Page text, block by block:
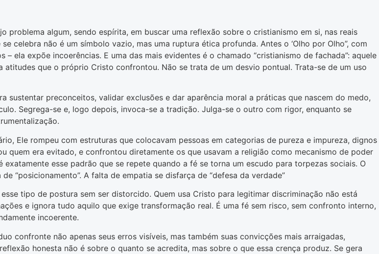
problema algum, sendo espírita, em buscar uma reflexão sobre o cristianismo em si, nas reais
celebra não é um símbolo vazio, mas uma ruptura ética profunda. Antes o ‘Olho por Olho”, com
ela expõe incoerências. E uma das mais evidentes é o chamado “cristianismo de fachada”: aquele
que o próprio Cristo confrontou. Não se trata de um desvio pontual. Trata-se de um uso
sustentar preconceitos, validar exclusões e dar aparência moral a práticas que nascem do medo,
Segrega-se e, logo depois, invoca-se a tradição. Julga-se o outro com rigor, enquanto se
Ele rompeu com estruturas que colocavam pessoas em categorias de pureza e impureza, dignos
quem era evitado, e confrontou diretamente os que usavam a religião como mecanismo de poder
esse padrão que se repete quando a fé se torna um escudo para torpezas sociais. O
“posicionamento”. A falta de empatia se disfarça de “defesa da verdade”
tipo de postura sem ser distorcido. Quem usa Cristo para legitimar discriminação não está
e ignora tudo aquilo que exige transformação real. É uma fé sem risco, sem confronto interno,
incoerente.
confronte não apenas seus erros visíveis, mas também suas convicções mais arraigadas,
honesta não é sobre o quanto se acredita, mas sobre o que essa crença produz. Se gera